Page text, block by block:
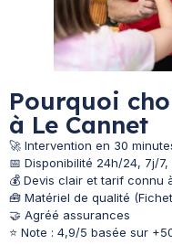
Pourquoi
à Le Cannet
🚀 Intervention en 30
📅 Disponibilité 24h/24, 7j/
💰 Devis clair et tarif connu
🧰 Matériel de qualité
🤝 Agréé assurances
⭐ Note : 4,9/5 basée sur